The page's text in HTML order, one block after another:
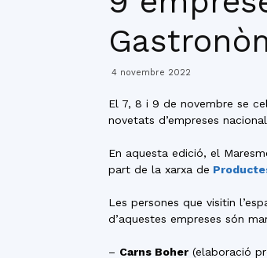
4 novembre 2022
El 7, 8 i 9 de novembre se
novetats d’empreses
En aquesta edició, el
part de la xarxa de
Les persones que visitin
d’aquestes empreses són
– Carns Boher (elaboració